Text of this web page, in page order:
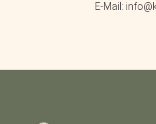
E-Mail: